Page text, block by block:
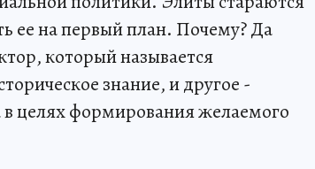
ее на первый план. Почему? Да
который называется
знание, и другое -
в целях формирования желаемого